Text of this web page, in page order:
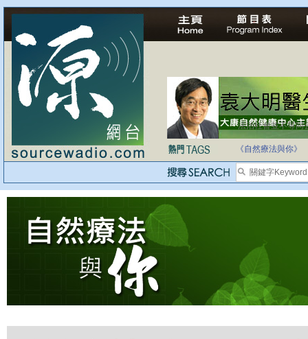
法治社會並不等同
《自然療法與你》